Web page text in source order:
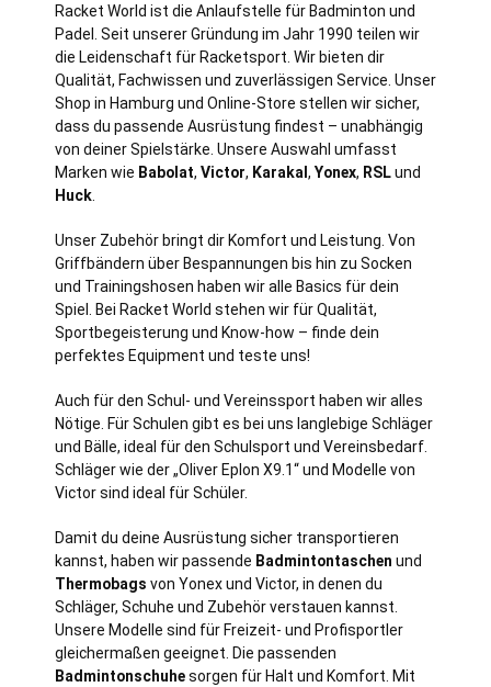
Racket World ist die Anlaufstelle für Badminton und
Padel. Seit unserer Gründung im Jahr 1990 teilen wir
die Leidenschaft für Racketsport. Wir bieten dir
Qualität, Fachwissen und zuverlässigen Service. Unser
Shop in Hamburg und Online-Store stellen wir sicher,
dass du passende Ausrüstung findest – unabhängig
von deiner Spielstärke. Unsere Auswahl umfasst
Marken wie Babolat, Victor, Karakal , Yonex, RSLund
Huck
Unser Zubehör bringt dir Komfort und Leistung. Von
Griffbändern über Bespannungen bis hin zu Socken
und Trainingshosen haben wir alle Basics für dein
Spiel. Bei Racket World stehen wir für Qualität,
Sportbegeisterung und Know-how – finde dein
perfektes Equipment und teste uns!
Auch für den Schul- und Vereinssport haben wir alles
Nötige. Für Schulen gibt es bei uns langlebige Schläger
und Bälle, ideal für den Schulsport und Vereinsbedarf.
Schläger wie der „Oliver Eplon X9.1“ und Modelle von
Victor sind ideal für Schüler.
Damit du deine Ausrüstung sicher transportieren
kannst, haben wir passende Badmintontaschen und
Thermobags von Yonex und Victor, in denen du
Schläger, Schuhe und Zubehör verstauen kannst.
Unsere Modelle sind für Freizeit- und Profisportler
gleichermaßen geeignet. Die passenden
Badmintonschuhesorgen für Halt und Komfort. Mit